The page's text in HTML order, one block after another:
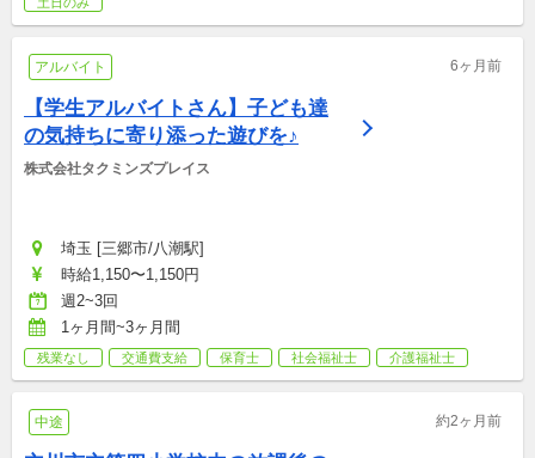
アルバイト 6ヶ月前
【学生アルバイトさん】子ども達
の気持ちに寄り添った遊びを♪
株式会社タクミンズプレイス
埼玉 [三郷市/八潮駅]
時給1,150〜1,150円
週2~3回
1ヶ月間~3ヶ月間
残業なし 交通費支給 保育士 社会福祉士 介護福祉士
中途 約2ヶ月前